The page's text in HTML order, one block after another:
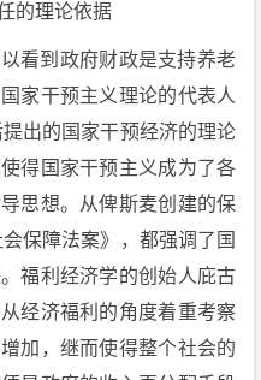
的理论依据
看到政府财政是支持养老
家干预主义理论的代表人
出的国家干预经济的理论
得国家干预主义成为了各
思想。从俾斯麦创建的保
保障法案》，都强调了国
福利经济学的创始人庇古
经济福利的角度着重考察
加，继而使得整个社会的